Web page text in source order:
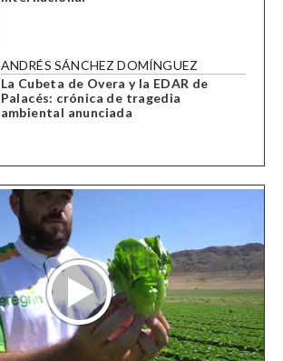
ANDRÉS SÁNCHEZ DOMÍNGUEZ
La Cubeta de Overa y la EDAR de
Palacés: crónica de tragedia
ambiental anunciada